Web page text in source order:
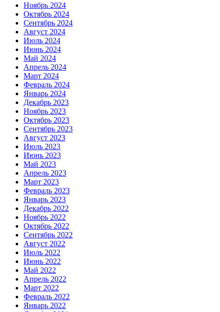
Ноябрь 2024
Октябрь 2024
Сентябрь 2024
Август 2024
Июль 2024
Июнь 2024
Май 2024
Апрель 2024
Март 2024
Февраль 2024
Январь 2024
Декабрь 2023
Ноябрь 2023
Октябрь 2023
Сентябрь 2023
Август 2023
Июль 2023
Июнь 2023
Май 2023
Апрель 2023
Март 2023
Февраль 2023
Январь 2023
Декабрь 2022
Ноябрь 2022
Октябрь 2022
Сентябрь 2022
Август 2022
Июль 2022
Июнь 2022
Май 2022
Апрель 2022
Март 2022
Февраль 2022
Январь 2022